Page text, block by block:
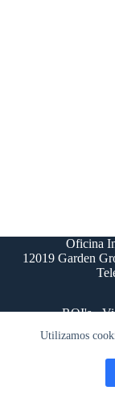
Utilizamos
Oficina
12019 Garden
ROI's -
Comite
H&I -
-